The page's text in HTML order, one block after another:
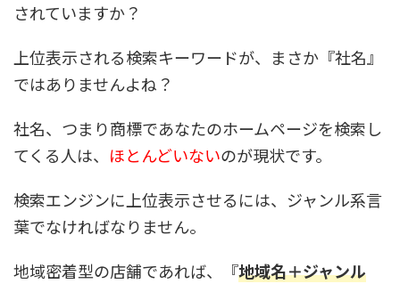
されていますか？
上位表示される検索キーワードが、まさか『社名』
ではありませんよね？
社名、つまり商標であなたのホームページを検索し
てくる人は、 ほとんどいないのが現状です。
検索エンジンに上位表示させるには、ジャンル系言
葉でなければなりません。
地域密着型の店舗であれば、『地域名＋ジャンル